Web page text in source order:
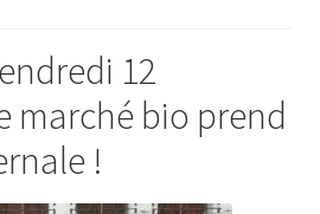
12
marché bio prend
!